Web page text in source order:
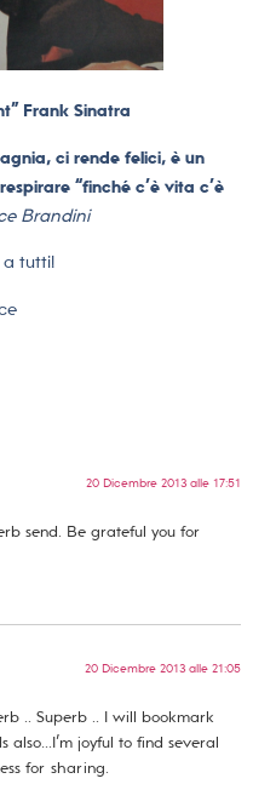
Frank Sinatra
ci rende felici, è un
“finché c’è vita c’è
Brandini
tutti!
20 Dicembre 2013 alle 17:51
send. Be grateful you for
20 Dicembre 2013 alle 21:05
.. Superb .. I will bookmark
also…I’m joyful to find several
for sharing.